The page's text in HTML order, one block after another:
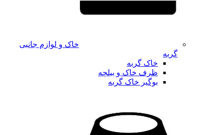
خاک و لوازم جانبی
گربه
خاک گربه
ظرف خاک و بیلچه
بوگیر خاک گربه